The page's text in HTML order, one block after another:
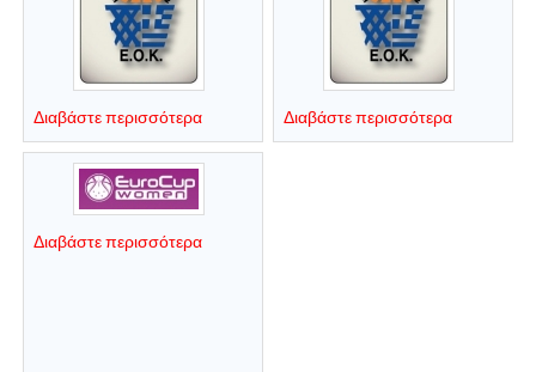
Διαβάστε περισσότερα Διαβάστε περισσότερα
Διαβάστε περισσότερα